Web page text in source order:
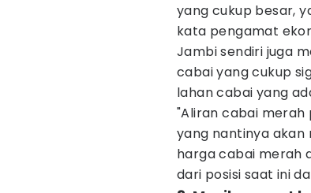
yang cukup besar,
kata pengamat
Jambi sendiri juga
cabai yang cukup
lahan cabai yang
"Aliran cabai merah
yang nantinya akan
harga cabai merah
dari posisi saat ini